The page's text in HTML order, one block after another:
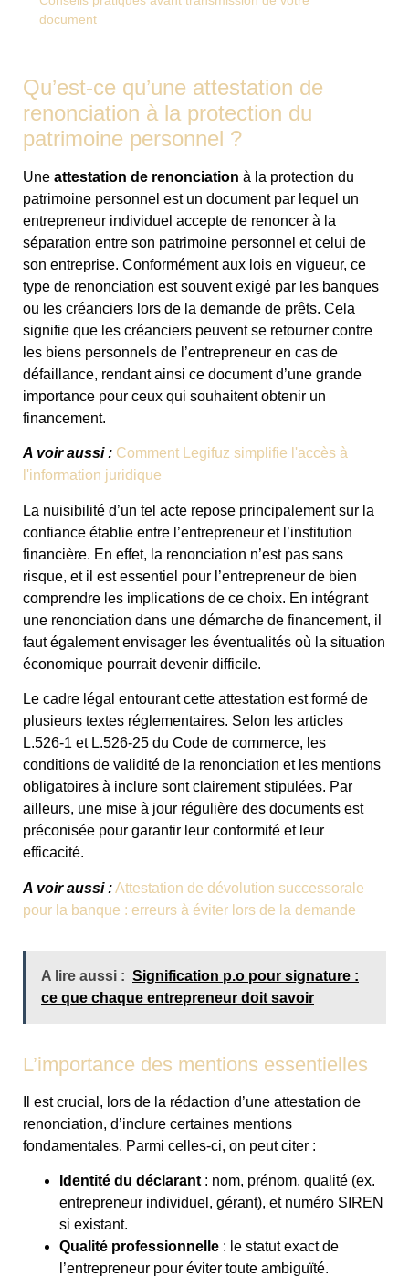
document
Qu’est-ce qu’une attestation de
renonciation à la protection du
patrimoine personnel ?
Une attestation de renonciation à la protection du
patrimoine personnel est un document par lequel un
entrepreneur individuel accepte de renoncer à la
séparation entre son patrimoine personnel et celui de
son entreprise. Conformément aux lois en vigueur, ce
type de renonciation est souvent exigé par les banques
ou les créanciers lors de la demande de prêts. Cela
signifie que les créanciers peuvent se retourner contre
les biens personnels de l’entrepreneur en cas de
défaillance, rendant ainsi ce document d’une grande
importance pour ceux qui souhaitent obtenir un
financement.
A voir aussi : Comment Legifuz simplifie l'accès à
l'information juridique
La nuisibilité d’un tel acte repose principalement sur la
confiance établie entre l’entrepreneur et l’institution
financière. En effet, la renonciation n’est pas sans
risque, et il est essentiel pour l’entrepreneur de bien
comprendre les implications de ce choix. En intégrant
une renonciation dans une démarche de financement, il
faut également envisager les éventualités où la situation
économique pourrait devenir difficile.
Le cadre légal entourant cette attestation est formé de
plusieurs textes réglementaires. Selon les articles
L.526-1 et L.526-25 du Code de commerce, les
conditions de validité de la renonciation et les mentions
obligatoires à inclure sont clairement stipulées. Par
ailleurs, une mise à jour régulière des documents est
préconisée pour garantir leur conformité et leur
efficacité.
A voir aussi :Attestation de dévolution successorale
pour la banque : erreurs à éviter lors de la demande
A lire aussi : Signification p.o pour signature :
ce que chaque entrepreneur doit savoir
L’importance des mentions essentielles
Il est crucial, lors de la rédaction d’une attestation de
renonciation, d’inclure certaines mentions
fondamentales. Parmi celles-ci, on peut citer :
Identité du déclarant : nom, prénom, qualité (ex.
entrepreneur individuel, gérant), et numéro SIREN
si existant.
Qualité professionnelle : le statut exact de
l’entrepreneur pour éviter toute ambiguïté.